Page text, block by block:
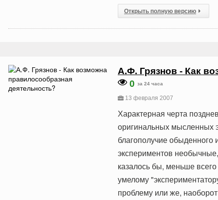
Открыть полную версию
А.Ф. Грязнов - Как
0 за 24 часа
13 февраля 2007
Характерная черта
оригинальных мысленных
благополучие обыденного
экспериментов
казалось бы, меньше
умелому
проблему или же,